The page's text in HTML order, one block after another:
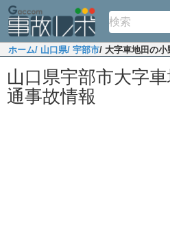
ホーム/ 山口県/ 宇部市/ 大字車地田の小
山口県宇部市大字
通事故情報